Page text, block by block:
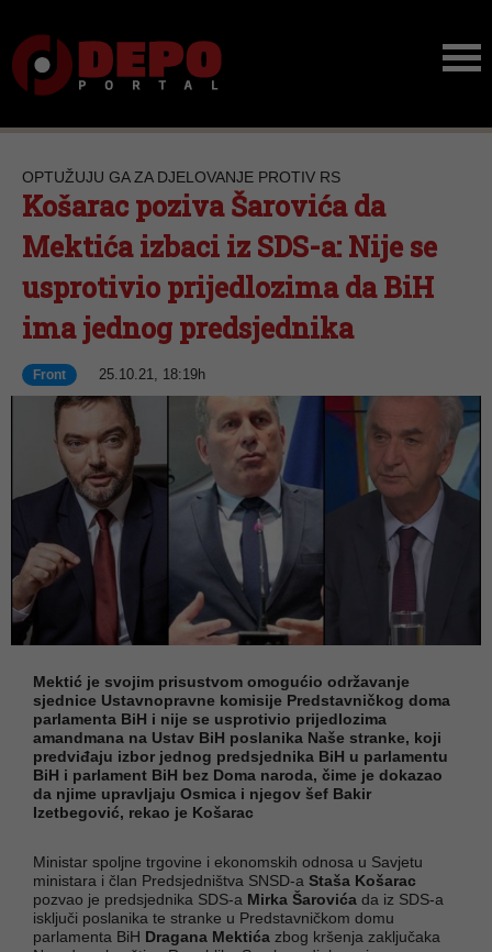
OPTUŽUJU GA ZA DJELOVANJE PROTIV RS
Košarac poziva Šarovića da
Mektića izbaci iz SDS-a: Nije se
usprotivio prijedlozima da BiH
ima jednog predsjednika
Front 25.10.21, 18:19h
Mektić je svojim prisustvom omogućio održavanje
sjednice Ustavnopravne komisije Predstavničkog doma
parlamenta BiH i nije se usprotivio prijedlozima
amandmana na Ustav BiH poslanika Naše stranke, koji
predviđaju izbor jednog predsjednika BiH u parlamentu
BiH i parlament BiH bez Doma naroda, čime je dokazao
da njime upravljaju Osmica i njegov šef Bakir
Izetbegović, rekao je Košarac
Ministar spoljne trgovine i ekonomskih odnosa u Savjetu
ministara i član Predsjedništva SNSD-a Staša Košarac
pozvao je predsjednika SDS-a Mirka Šarovića da iz SDS-a
isključi poslanika te stranke u Predstavničkom domu
parlamenta BiH Dragana Mektića zbog kršenja zaključaka